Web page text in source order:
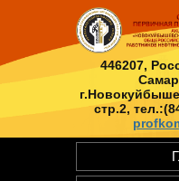
446207,
стр.2,